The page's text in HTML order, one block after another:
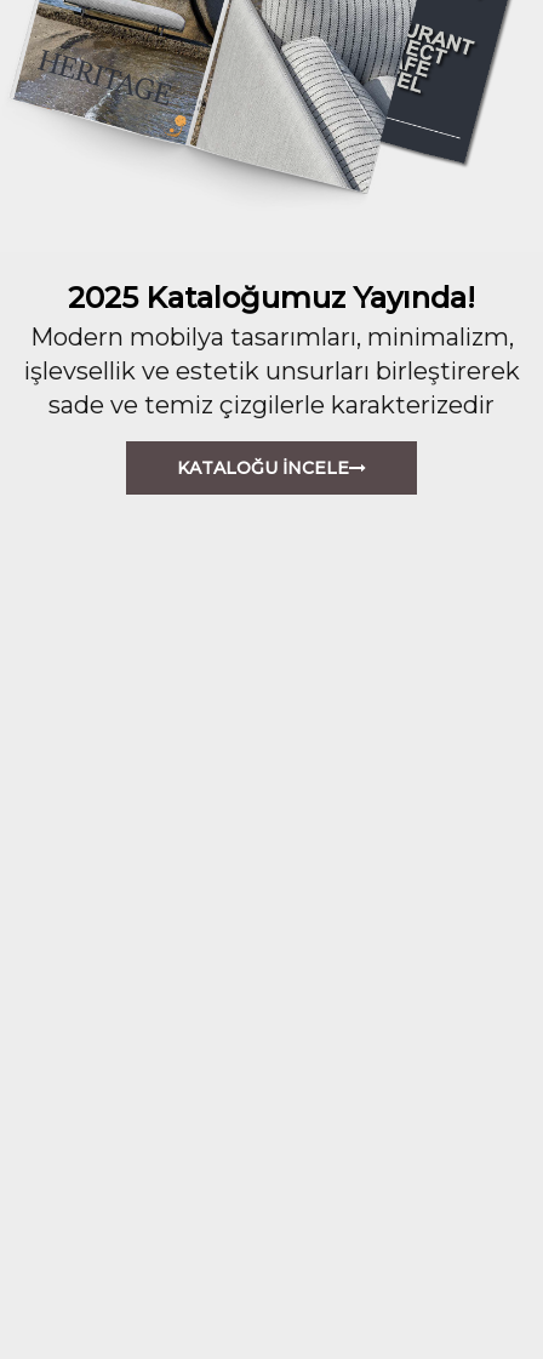
2025 Kataloğumuz Yayında!
Modern mobilya tasarımları, minimalizm,
işlevsellik ve estetik unsurları birleştirerek
sade ve temiz çizgilerle karakterizedir
KATALOĞU İNCELE